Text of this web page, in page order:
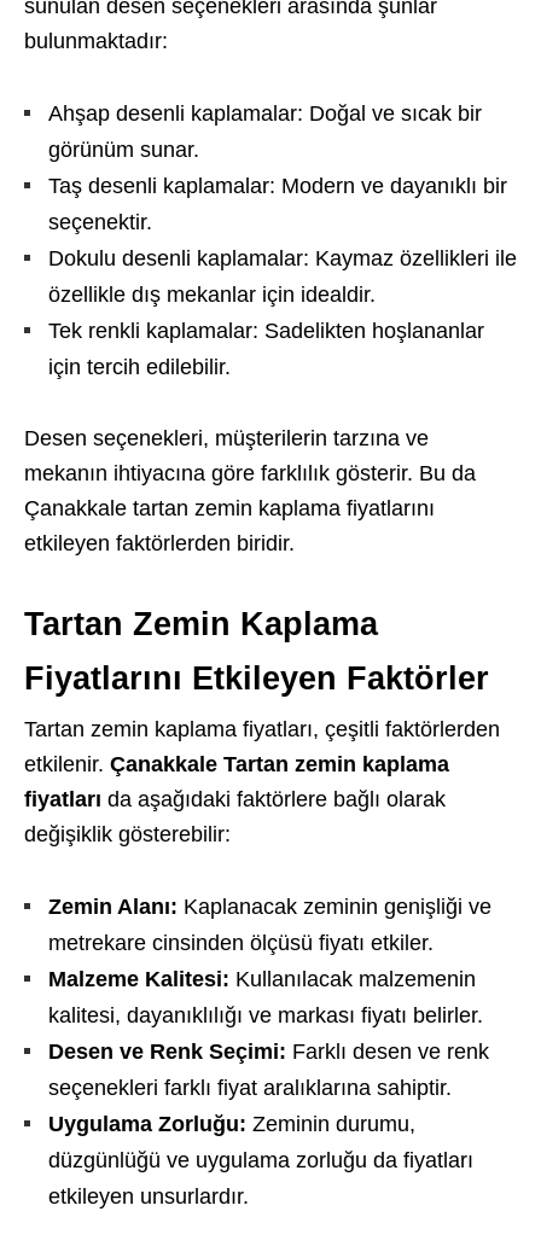
sunulan desen seçenekleri arasında şunlar
bulunmaktadır:
Ahşap desenli kaplamalar: Doğal ve sıcak bir
görünüm sunar.
Taş desenli kaplamalar: Modern ve dayanıklı bir
seçenektir.
Dokulu desenli kaplamalar: Kaymaz özellikleri ile
özellikle dış mekanlar için idealdir.
Tek renkli kaplamalar: Sadelikten hoşlananlar
için tercih edilebilir.
Desen seçenekleri, müşterilerin tarzına ve
mekanın ihtiyacına göre farklılık gösterir. Bu da
Çanakkale tartan zemin kaplama fiyatlarını
etkileyen faktörlerden biridir.
Tartan Zemin Kaplama
Fiyatlarını Etkileyen Faktörler
Tartan zemin kaplama fiyatları, çeşitli faktörlerden
etkilenir. Çanakkale Tartan zemin kaplama
fiyatları da aşağıdaki faktörlere bağlı olarak
değişiklik gösterebilir:
Zemin Alanı: Kaplanacak zeminin genişliği ve
metrekare cinsinden ölçüsü fiyatı etkiler.
Malzeme Kalitesi: Kullanılacak malzemenin
kalitesi, dayanıklılığı ve markası fiyatı belirler.
Desen ve Renk Seçimi: Farklı desen ve renk
seçenekleri farklı fiyat aralıklarına sahiptir.
Uygulama Zorluğu: Zeminin durumu,
düzgünlüğü ve uygulama zorluğu da fiyatları
etkileyen unsurlardır.